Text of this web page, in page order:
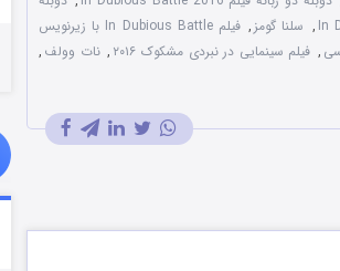
, سلنا گومز ,
فیلم In Dubious Battle با زیرنویس
, فیلم سینمایی در نبردی مشکوک ۲۰۱۶ , نات وولف ,